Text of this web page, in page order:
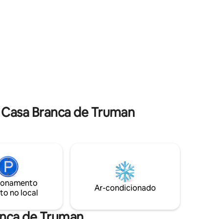
Branca de Truman
no local
Ar-condicionado